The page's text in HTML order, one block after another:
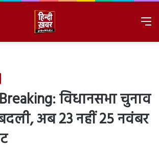
विधानसभा चुनाव
अब 23 नहीं 25 नवंबर